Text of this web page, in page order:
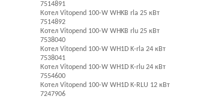
7514891
Котел Vitopend 100-W WHKB rla 25 кВт
7514892
Котел Vitopend 100-W WHKB rlu 25 кВт
7538040
Котел Vitopend 100-W WH1D K-rla 24 кВт
7538041
Котел Vitopend 100-W WH1D K-rlu 24 кВт
7554600
Котел Vitopend 100-W WH1D K-RLU 12 кВт
7247906